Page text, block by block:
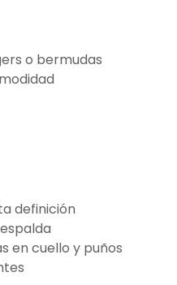
o bermudas
definición
en cuello y puños